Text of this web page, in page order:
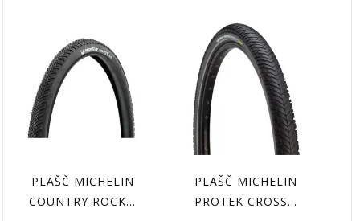
PLAŠČ MICHELIN
COUNTRY ROCK…
PLAŠČ MICHELIN
PROTEK CROSS…